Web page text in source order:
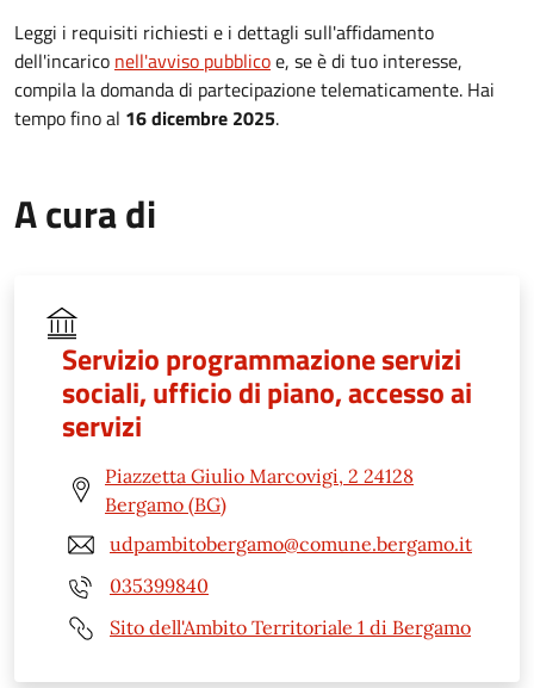
Leggi i requisiti richiesti e i dettagli sull'affidamento
dell'incarico nell'avviso pubblicoe, se è di tuo interesse,
compila la domanda di partecipazione telematicamente. Hai
tempo fino al 16 dicembre 2025.
A cura di
Servizio programmazione servizi
sociali, ufficio di piano, accesso ai
servizi
Piazzetta Giulio Marcovigi, 2 24128
Bergamo (BG)
udpambitobergamo@comune.bergamo.it
035399840
Sito dell'Ambito Territoriale 1 di Bergamo